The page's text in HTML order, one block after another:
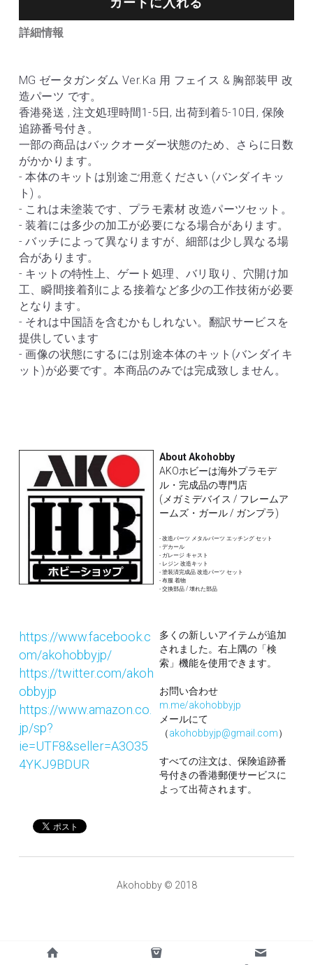
詳細情報
MG ゼータガンダム Ver.Ka 用 フェイス & 胸部装甲 改
造パーツ です。
香港発送 , 注文処理時間1-5日, 出荷到着5-10日, 保険
追跡番号付き。
一部の商品はバックオーダー状態のため、さらに日数
がかかります。
- 本体のキットは別途ご用意ください (バンダイキッ
ト) 。
- これは未塗装です、プラモ素材 改造パーツセット。
- 装着には多少の加工が必要になる場合があります。
- バッチによって異なりますが、細部は少し異なる場
合があります。
- キットの特性上、ゲート処理、バリ取り、穴開け加
工、瞬間接着剤による接着など多少の工作技術が必要
となります。
- それは中国語を含むかもしれない。翻訳サービスを
提供しています
- 画像の状態にするには別途本体のキット(バンダイキ
ット)が必要です。本商品のみでは完成致しません。
About Akohobby
AKOホビーは海外プラモデ
ル・完成品の専門店
(メガミデバイス / フレームア
ームズ・ガール / ガンプラ)
- 改造パーツ メタルパーツ エッチング セット
- デカール
- ガレージ キャスト
- レジン 改造キット
- 塗装済完成品 改造パーツ セット
- 布服 着物
- 交換部品 / 壊れた部品
https://www.facebook.c
om/akohobbyjp/
https://twitter.com/akoh
obbyjp
https://www.amazon.co.
jp/sp?
ie=UTF8&seller=A3O35
4YKJ9BDUR
多くの新しいアイテムが追加
されました。右上隅の「検
索」機能を使用できます。
お問い合わせ
m.me/akohobbyjp
メールにて
（akohobbyjp@gmail.com）
すべての注文は、保険追跡番
号付きの香港郵便サービスに
よって出荷されます。
Akohobby © 2018